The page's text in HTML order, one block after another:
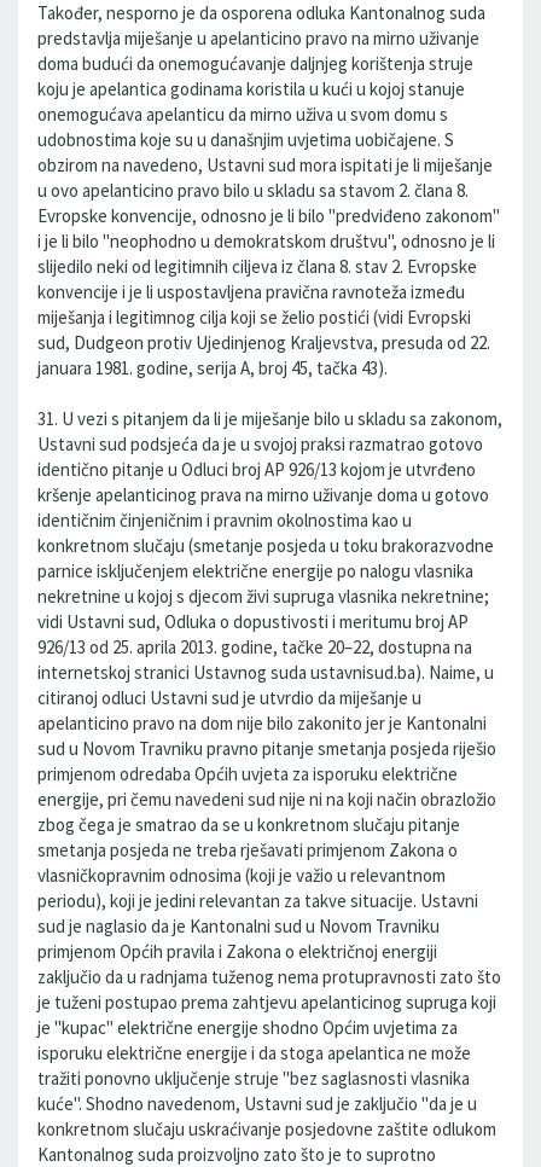
Također, nesporno je da osporena odluka Kantonalnog suda
predstavlja miješanje u apelanticino pravo na mirno uživanje
doma budući da onemogućavanje daljnjeg korištenja struje
koju je apelantica godinama koristila u kući u kojoj stanuje
onemogućava apelanticu da mirno uživa u svom domu s
udobnostima koje su u današnjim uvjetima uobičajene. S
obzirom na navedeno, Ustavni sud mora ispitati je li miješanje
u ovo apelanticino pravo bilo u skladu sa stavom 2. člana 8.
Evropske konvencije, odnosno je li bilo "predviđeno zakonom"
i je li bilo "neophodno u demokratskom društvu", odnosno je li
slijedilo neki od legitimnih ciljeva iz člana 8. stav 2. Evropske
konvencije i je li uspostavljena pravična ravnoteža između
miješanja i legitimnog cilja koji se želio postići (vidi Evropski
sud, Dudgeon protiv Ujedinjenog Kraljevstva, presuda od 22.
januara 1981. godine, serija A, broj 45, tačka 43).
31. U vezi s pitanjem da li je miješanje bilo u skladu sa zakonom,
Ustavni sud podsjeća da je u svojoj praksi razmatrao gotovo
identično pitanje u Odluci broj AP 926/13 kojom je utvrđeno
kršenje apelanticinog prava na mirno uživanje doma u gotovo
identičnim činjeničnim i pravnim okolnostima kao u
konkretnom slučaju (smetanje posjeda u toku brakorazvodne
parnice isključenjem električne energije po nalogu vlasnika
nekretnine u kojoj s djecom živi supruga vlasnika nekretnine;
vidi Ustavni sud, Odluka o dopustivosti i meritumu broj AP
926/13 od 25. aprila 2013. godine, tačke 20–22, dostupna na
internetskoj stranici Ustavnog suda ustavnisud.ba). Naime, u
citiranoj odluci Ustavni sud je utvrdio da miješanje u
apelanticino pravo na dom nije bilo zakonito jer je Kantonalni
sud u Novom Travniku pravno pitanje smetanja posjeda riješio
primjenom odredaba Općih uvjeta za isporuku električne
energije, pri čemu navedeni sud nije ni na koji način obrazložio
zbog čega je smatrao da se u konkretnom slučaju pitanje
smetanja posjeda ne treba rješavati primjenom Zakona o
vlasničkopravnim odnosima (koji je važio u relevantnom
periodu), koji je jedini relevantan za takve situacije. Ustavni
sud je naglasio da je Kantonalni sud u Novom Travniku
primjenom Općih pravila i Zakona o električnoj energiji
zaključio da u radnjama tuženog nema protupravnosti zato što
je tuženi postupao prema zahtjevu apelanticinog supruga koji
je "kupac" električne energije shodno Općim uvjetima za
isporuku električne energije i da stoga apelantica ne može
tražiti ponovno uključenje struje "bez saglasnosti vlasnika
kuće". Shodno navedenom, Ustavni sud je zaključio "da je u
konkretnom slučaju uskraćivanje posjedovne zaštite odlukom
Kantonalnog suda proizvoljno zato što je to suprotno